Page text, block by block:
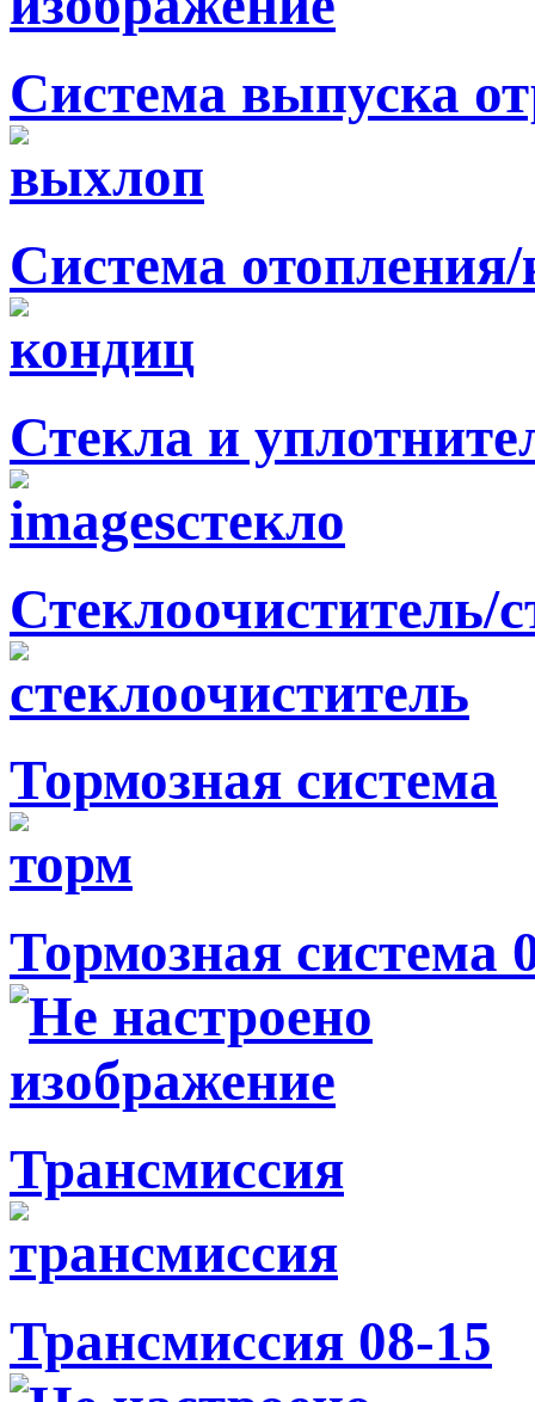
Система выпуска
Система
Стекла и
Стеклоочиститель/
Тормозная система
Тормозная система
Трансмиссия
Трансмиссия 08-15